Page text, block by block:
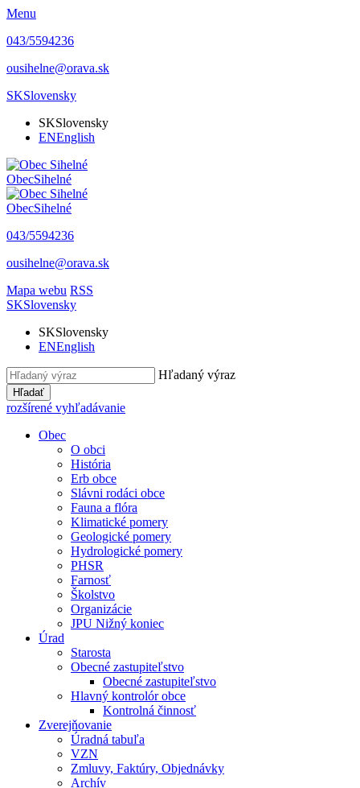
Menu
043/5594236
ousihelne@orava.sk
SKSlovensky
SKSlovensky
ENEnglish
ObecSihelné
ObecSihelné
043/5594236
ousihelne@orava.sk
Mapa webu RSS
SKSlovensky
SKSlovensky
ENEnglish
Hľadaný výraz
Hľadať
rozšírené vyhľadávanie
Obec
O obci
História
Erb obce
Slávni rodáci obce
Fauna a flóra
Klimatické pomery
Geologické pomery
Hydrologické pomery
PHSR
Farnosť
Školstvo
Organizácie
JPU Nižný koniec
Úrad
Starosta
Obecné zastupiteľstvo
Obecné zastupiteľstvo
Hlavný kontrolór obce
Kontrolná činnosť
Zverejňovanie
Úradná tabuľa
VZN
Zmluvy, Faktúry, Objednávky
Archív